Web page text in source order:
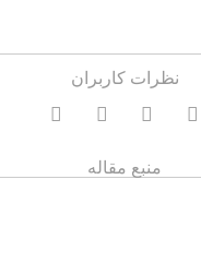
نظرات کاربران
منبع مقاله